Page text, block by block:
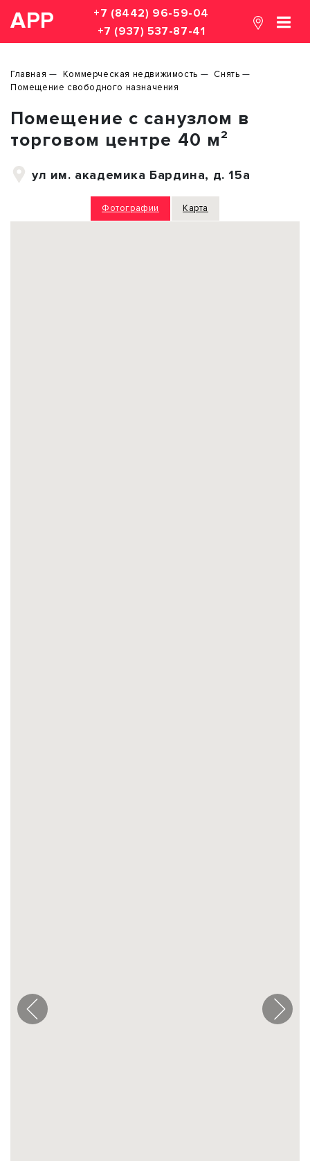
АРР
+7 (8442) 96-59-04
+7 (937) 537-87-41
Главная Коммерческая недвижимость
Снять
Помещение свободного назначения
Помещение с санузлом в
торговом центре 40 м²
ул им. академика Бардина, д. 15а
Фотографии Карта